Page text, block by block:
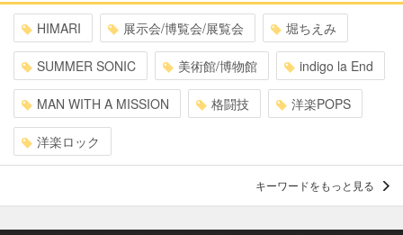
HIMARI 展示会/博覧会/展覧会 堀ちえみ
SUMMER SONIC 美術館/博物館 indigo la End
MAN WITH A MISSION 格闘技 洋楽POPS
洋楽ロック
キーワードをもっと見る